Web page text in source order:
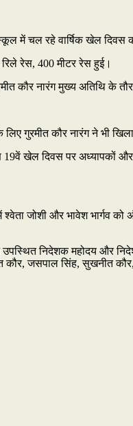
स्कूल में चल रहे वार्षिक खेल
रेस, 400 मीटर रेस हुई।
कौर नारंग मुख्य अतिथि के
गुरमीत कौर नारंग ने भी
खेल दिवस पर अध्यापकों
श्वेता जोशी और भावेश
निदेशक महोदय और
जसपाल सिंह, सुखनीत